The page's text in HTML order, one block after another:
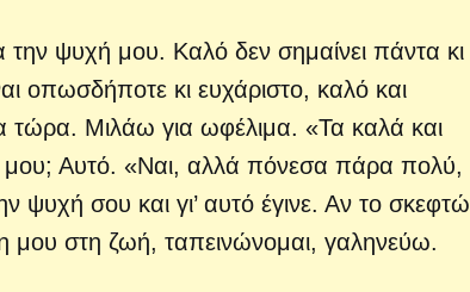
την ψυχή μου. Καλό δεν σημαίνει πάντα κι
οπωσδήποτε κι ευχάριστο, καλό και
τώρα. Μιλάω για ωφέλιμα. «Τα καλά και
μου; Αυτό. «Ναι, αλλά πόνεσα πάρα πολύ,
σου και γι’ αυτό έγινε. Αν το σκεφτώ
μου στη ζωή, ταπεινώνομαι, γαληνεύω.